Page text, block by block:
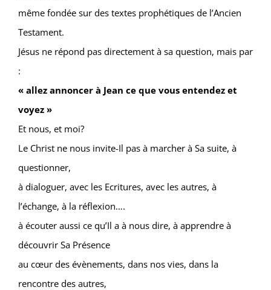
même fondée sur des textes prophétiques de l’Ancien
Testament.
Jésus ne répond pas directement à sa question, mais par
:
« allez annoncer à Jean ce que vous entendez et
voyez »
Et nous, et moi?
Le Christ ne nous invite-Il pas à marcher à Sa suite, à
questionner,
à dialoguer, avec les Ecritures, avec les autres, à
l’échange, à la réflexion….
à écouter aussi ce qu’Il a à nous dire, à apprendre à
découvrir Sa Présence
au cœur des évènements, dans nos vies, dans la
rencontre des autres,